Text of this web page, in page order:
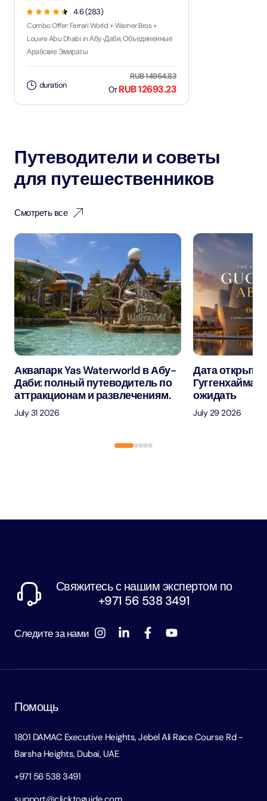
4.6 (283)
Combo Offer: Ferrari World + Warner Bros +
Louvre Abu Dhabi in Абу-Даби, Объединенные
Арабские Эмираты
duration
RUB 14954.83
ОтRUB 12693.23
Путеводители и советы
для путешественников
Смотреть все
Аквапарк Yas Waterworld в Абу-
Даби: полный путеводитель по
аттракционам и развлечениям.
July 31 2026
Дата
Гуггенхайма
ожидать
July 29 2026
Свяжитесь с нашим экспертом по
+971 56 538 3491
Следите за нами
Помощь
1801 DAMAC Executive Heights, Jebel Ali Race Course Rd -
Barsha Heights, Dubai, UAE
+971 56 538 3491